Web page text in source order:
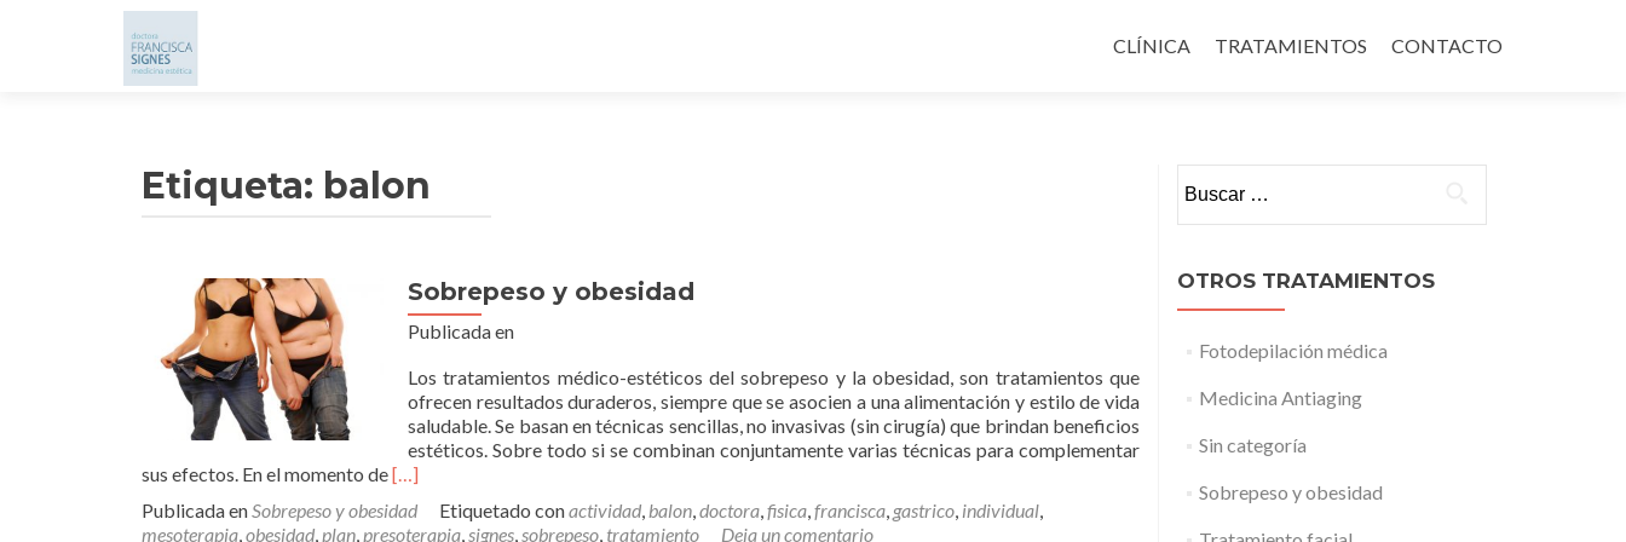
CLÍNICA
TRATAMIENTOS CONTACTO
Etiqueta: balon
Sobrepeso y obesidad
Publicada en
Los tratamientos médico-estéticos del sobrepeso y la obesidad, son tratamientos que
ofrecen resultados duraderos, siempre que se asocien a una alimentación y estilo de vida
saludable. Se basan en técnicas sencillas, no invasivas (sin cirugía) que brindan beneficios
estéticos. Sobre todo si se combinan conjuntamente varias técnicas para complementar
sus efectos. En el momento deLeer
y
[…]
Publicada enSobrepeso y obesidad Etiquetado conactividad, balon,doctora,fisica,francisca, gastrico, individual,
mesoterapia,obesidad,plan,presoterapia,signes,sobrepeso, tratamiento Deja un comentario
OTROS TRATAMIENTOS
Fotodepilación médica
Medicina Antiaging
Sin categoría
Sobrepeso y obesidad